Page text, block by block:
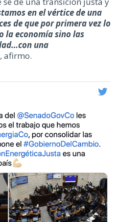
en el vértice de una
de que por primera vez lo
la economía sino las
una
afirmo.